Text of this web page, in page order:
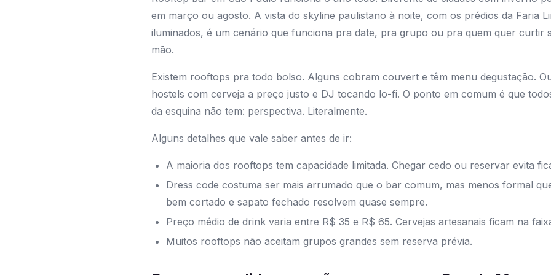
em março ou agosto. A vista do skyline paulistano à noite, com os prédios da Faria
iluminados, é um cenário que funciona pra date, pra grupo ou pra quem quer curtir
mão.
Existem rooftops pra todo bolso. Alguns cobram couvert e têm menu degustação.
hostels com cerveja a preço justo e DJ tocando lo-fi. O ponto em comum é que
da esquina não tem: perspectiva. Literalmente.
Alguns detalhes que vale saber antes de ir:
A maioria dos rooftops tem capacidade limitada. Chegar cedo ou reservar evita
Dress code costuma ser mais arrumado que o bar comum, mas menos formal
bem cortado e sapato fechado resolvem quase sempre.
Preço médio de drink varia entre R$ 35 e R$ 65. Cervejas artesanais ficam na
Muitos rooftops não aceitam grupos grandes sem reserva prévia.